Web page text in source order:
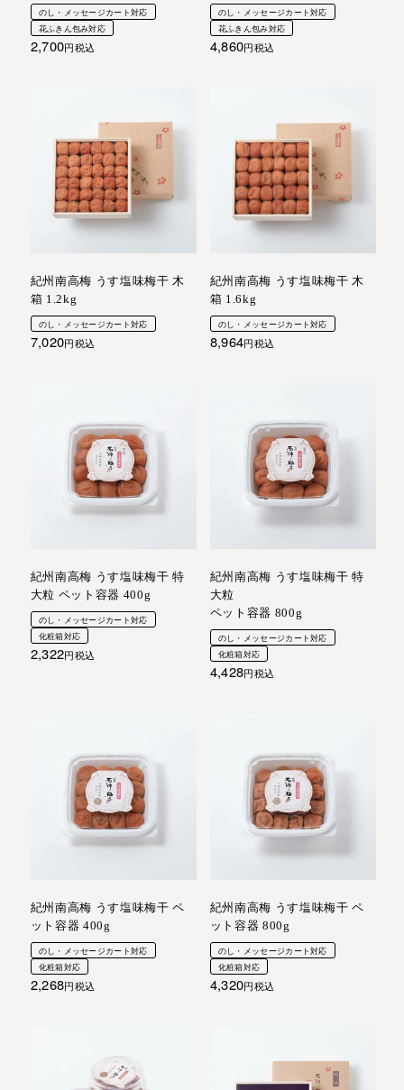
のし・メッセージカート対応
花ふきん包み対応
2,700 税込
のし・メッセージカート対応
花ふきん包み対応
4,860 税込
紀州南高梅 うす塩味梅干 木
箱 1.2kg
のし・メッセージカート対応
7,020 税込
紀州南高梅 うす塩味梅干 木
箱 1.6kg
のし・メッセージカート対応
8,964 税込
紀州南高梅 うす塩味梅干 特
大粒 ペット容器 400g
のし・メッセージカート対応
化粧箱対応
2,322 税込
紀州南高梅 うす塩味梅干 特
大粒
ペット容器 800g
のし・メッセージカート対応
化粧箱対応
4,428 税込
紀州南高梅 うす塩味梅干 ペ
ット容器 400g
のし・メッセージカート対応
化粧箱対応
2,268 税込
紀州南高梅 うす塩味梅干 ペ
ット容器 800g
のし・メッセージカート対応
化粧箱対応
4,320 税込